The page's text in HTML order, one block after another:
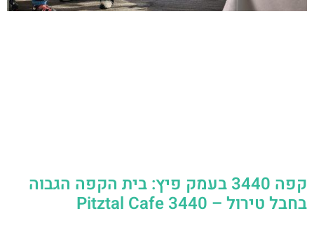
קפה 3440 בעמק פיץ: בית הקפה הגבוה
בחבל טירול – Pitztal Cafe 3440